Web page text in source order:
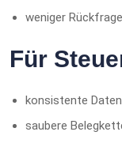
weniger
Für
konsistente
saubere